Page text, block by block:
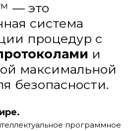
— это
система
процедур с
и
максимальной
безопасности.
программное